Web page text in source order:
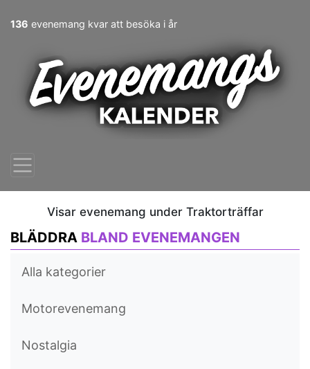
136 evenemang kvar att besöka i år
Visar evenemang under Traktorträffar
BLÄDDRA BLAND EVENEMANGEN
Alla kategorier
Motorevenemang
Nostalgia